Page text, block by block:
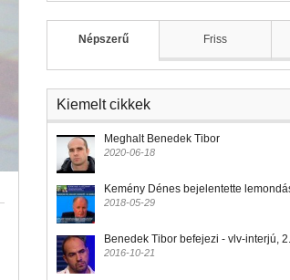
Népszerű Friss
Kiemelt cikkek
Meghalt Benedek Tibor
2020-06-18
Kemény Dénes bejelentette
2018-05-29
Benedek Tibor befejezi - vlv-interjú,
2016-10-21